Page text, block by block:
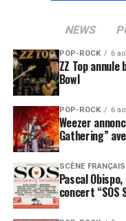
NEWS
POP-ROCK 6
ZZ Top
Bowl
POP-ROCK 6
Weezer
Gathering”
SCÈNE
Pascal
concert “SOS